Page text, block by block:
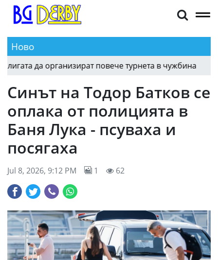
Ново
13:50 Байерн призова другите клубове в
Синът на Тодор Батков се
оплака от полицията в
Баня Лука - псуваха и
посягаха
Jul 8, 2026, 9:12 PM 1 62